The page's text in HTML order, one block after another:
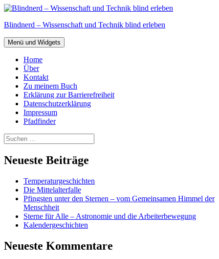
Zum
springen
Blindnerd – Wissenschaft und Technik blind erleben
Menü und Widgets
Home
Über
Kontakt
Zu meinem Buch
Erklärung zur Barrierefreiheit
Datenschutzerklärung
Impressum
Pfadfinder
Suchen
nach:
Neueste Beiträge
Temperaturgeschichten
Die Mittelalterfalle
Pfingsten unter den Sternen – vom Gemeinsamen Himmel der
Menschheit
Sterne für Alle – Astronomie und die Arbeiterbewegung
Kalendergeschichten
Neueste Kommentare